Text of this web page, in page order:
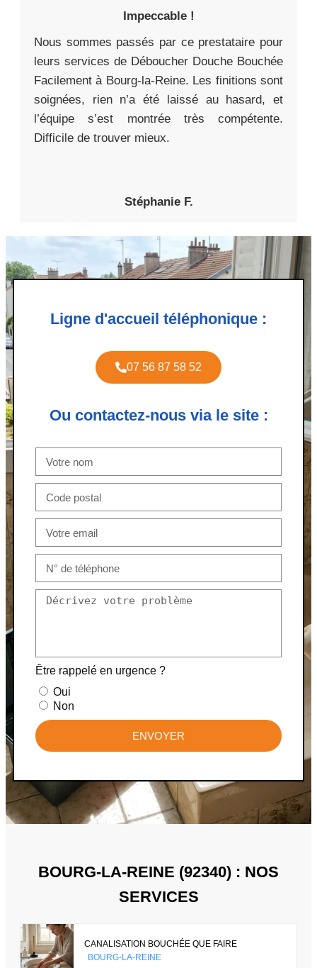
Impeccable !
Nous sommes passés par ce prestataire pour
leurs services de Déboucher Douche Bouchée
Facilement à Bourg-la-Reine. Les finitions sont
soignées, rien n’a été laissé au hasard, et
l’équipe s’est montrée très compétente.
Difficile de trouver mieux.
Stéphanie F.
Ligne d'accueil téléphonique :
07 56 87 58 52
Ou contactez-nous via le site :
Être rappelé en urgence ?
Oui
Non
ENVOYER
BOURG-LA-REINE (92340) : NOS
SERVICES
CANALISATION BOUCHÉE QUE FAIRE
BOURG-LA-REINE